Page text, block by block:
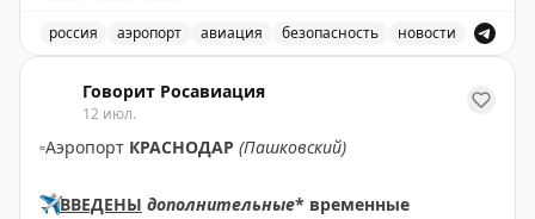
The Gate with Brian Cohen|Original
✈️ Говорит Росавиация|МАХ
россия аэропорт авиация безопасность новости
Говорит Росавиация
12 июл.
▫️Аэропорт КРАСНОДАР (Пашковский)
✈️ВВЕДЕНЫ дополнительные* временные